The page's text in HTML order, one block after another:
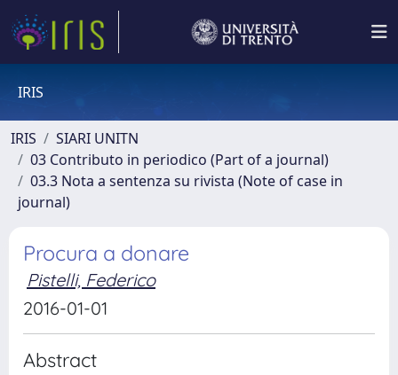
IRIS
IRIS
SIARI UNITN
03 Contributo in periodico (Part of a journal)
03.3 Nota a sentenza su rivista (Note of case in
journal)
Procura a donare
Pistelli, Federico
2016-01-01
Abstract